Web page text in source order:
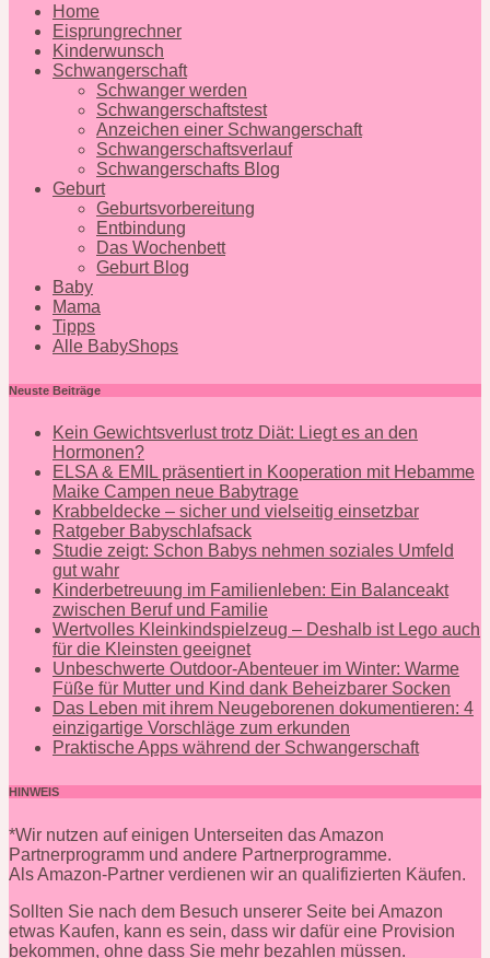
Home
Eisprungrechner
Kinderwunsch
Schwangerschaft
Schwanger werden
Schwangerschaftstest
Anzeichen einer Schwangerschaft
Schwangerschaftsverlauf
Schwangerschafts Blog
Geburt
Geburtsvorbereitung
Entbindung
Das Wochenbett
Geburt Blog
Baby
Mama
Tipps
Alle BabyShops
Neuste Beiträge
Kein Gewichtsverlust trotz Diät: Liegt es an den
Hormonen?
ELSA & EMIL präsentiert in Kooperation mit Hebamme
Maike Campen neue Babytrage
Krabbeldecke – sicher und vielseitig einsetzbar
Ratgeber Babyschlafsack
Studie zeigt: Schon Babys nehmen soziales Umfeld
gut wahr
Kinderbetreuung im Familienleben: Ein Balanceakt
zwischen Beruf und Familie
Wertvolles Kleinkindspielzeug – Deshalb ist Lego auch
für die Kleinsten geeignet
Unbeschwerte Outdoor-Abenteuer im Winter: Warme
Füße für Mutter und Kind dank Beheizbarer Socken
Das Leben mit ihrem Neugeborenen dokumentieren: 4
einzigartige Vorschläge zum erkunden
Praktische Apps während der Schwangerschaft
HINWEIS
*Wir nutzen auf einigen Unterseiten das Amazon
Partnerprogramm und andere Partnerprogramme.
Als Amazon-Partner verdienen wir an qualifizierten Käufen.
Sollten Sie nach dem Besuch unserer Seite bei Amazon
etwas Kaufen, kann es sein, dass wir dafür eine Provision
bekommen, ohne dass Sie mehr bezahlen müssen.